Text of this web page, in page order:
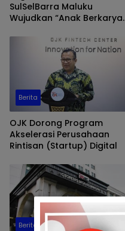
SulSelBarra Maluku
Wujudkan “Anak Berkarya,
Pameran UMKM dan Bazar
Berita
OJK Dorong Program
Akselerasi Perusahaan
Rintisan (Startup) Digital
Berita